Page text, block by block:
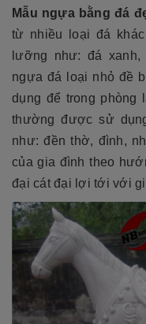
Mẫu ngựa bằng đá
từ nhiều loại đá
lưỡng như: đá
ngựa đá loại nhỏ đề
dụng để trong
thường được sử
như: đền thờ, đình,
của gia đình theo
đại cát đại lợi tới với